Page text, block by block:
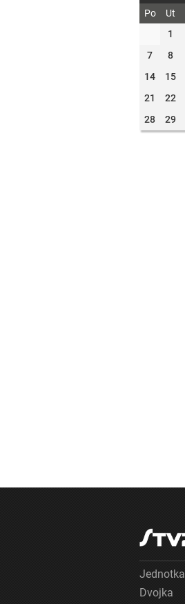
Po Ut
1
7
8
14
15
21
22
28
29
Jednotka
Dvojka